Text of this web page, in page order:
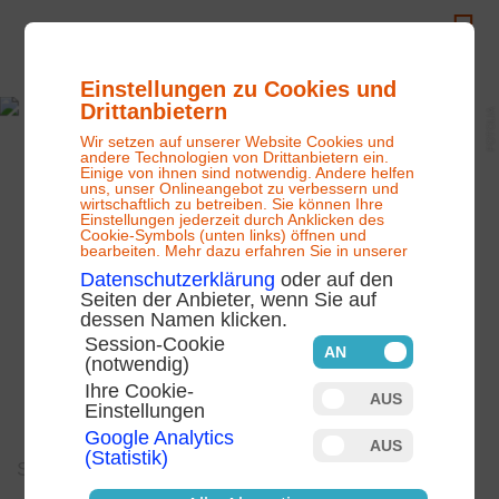
Rufen Sie uns gern an, um ein Seminar oder ein
Seminar
Einstellungen zu Cookies und
Drittanbietern
Wir setzen auf unserer Website Cookies und
andere Technologien von Drittanbietern ein.
Einige von ihnen sind notwendig. Andere helfen
uns, unser Onlineangebot zu verbessern und
wirtschaftlich zu betreiben. Sie können Ihre
Einstellungen jederzeit durch Anklicken des
Cookie-Symbols (unten links) öffnen und
bearbeiten. Mehr dazu erfahren Sie in unserer
Datenschutzerklärung oder auf den
Seiten der Anbieter, wenn Sie auf
dessen Namen klicken.
Session-Cookie
(notwendig)
Ihre Cookie-
Einstellungen
Google Analytics
(Statistik)